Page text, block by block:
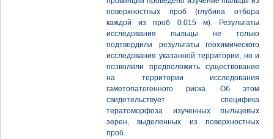
поверхностных проб (глубина отбора
каждой из проб 0.015 м). Результаты
исследования пыльцы не только
подтвердили результаты геохимического
исследования указанной территории, но и
позволили предположить существование
на территории исследования
гаметопатогенного риска. Об этом
свидетельствует специфика
тератоморфоза изученных пыльцевых
зерен, выделенных из поверхностных
проб.